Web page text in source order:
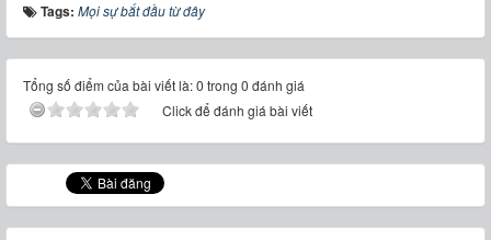
Tags: Mọi sự bắt đầu từ đây
Tổng số điểm của bài viết là: 0 trong 0 đánh giá
Click để đánh giá bài viết